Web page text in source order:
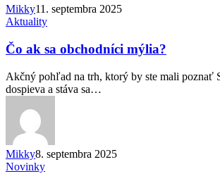
Mikky11. septembra 2025
Čo
sa
obchodníci
mýlia?
Aktuality
Čo ak sa obchodníci mýlia?
Akčný pohľad na trh, ktorý by ste mali poznať
dospieva a stáva sa…
Mikky8. septembra 2025
Čo
Novinky